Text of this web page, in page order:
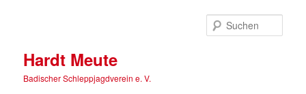
Hardt Meute
Badischer Schleppjagdverein e. V.